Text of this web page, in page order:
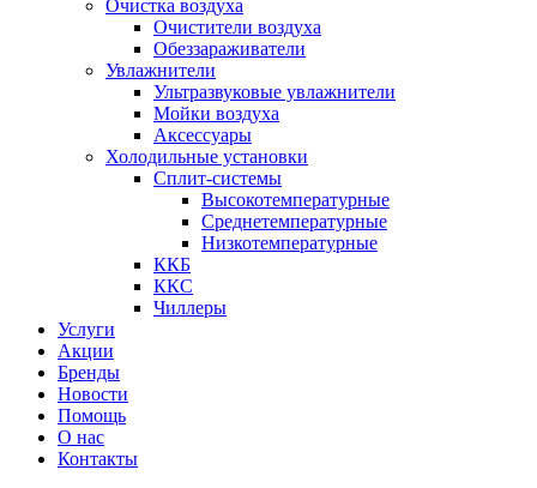
Очистка воздуха
Очистители воздуха
Обеззараживатели
Увлажнители
Ультразвуковые увлажнители
Мойки воздуха
Аксессуары
Холодильные установки
Сплит-системы
Высокотемпературные
Среднетемпературные
Низкотемпературные
ККБ
ККС
Чиллеры
Услуги
Акции
Бренды
Новости
Помощь
О нас
Контакты